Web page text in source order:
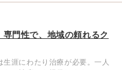
門性で、地域の頼れるク
涯にわたり治療が必要。一人